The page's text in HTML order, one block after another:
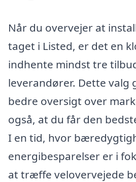
Når du overvejer at
taget i Listed, er det en
indhente mindst tre
leverandører. Dette valg
bedre oversigt over
også, at du får den
I en tid, hvor
energibesparelser er i
at træffe velovervejede